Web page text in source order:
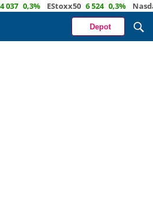
0,3% EStoxx50 6 524 0,3% Nasdaq
Depot